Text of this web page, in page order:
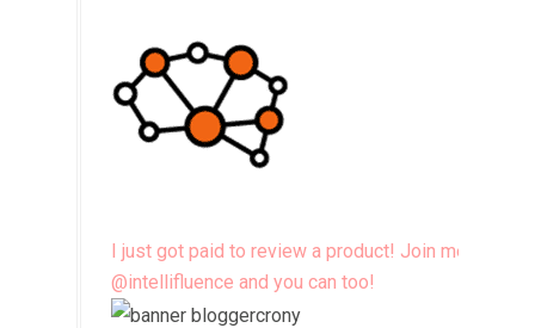
I just got paid to review a product! Join me
@intellifluence and you can too!